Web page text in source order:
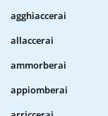
agghiaccerai
allaccerai
ammorberai
appiomberai